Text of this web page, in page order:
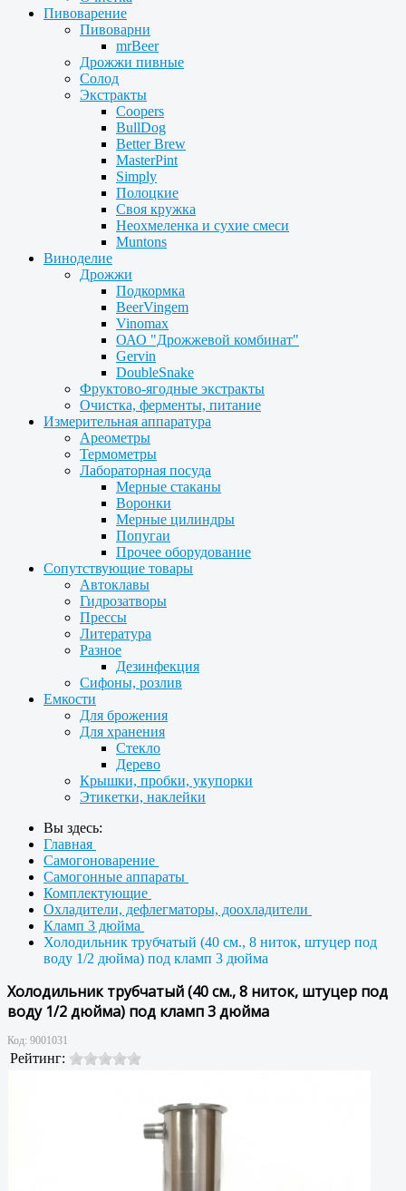
Пивоварение
Пивоварни
mrBeer
Дрожжи пивные
Солод
Экстракты
Coopers
BullDog
Better Brew
MasterPint
Simply
Полоцкие
Своя кружка
Неохмеленка и сухие смеси
Muntons
Виноделие
Дрожжи
Подкормка
BeerVingem
Vinomax
ОАО "Дрожжевой комбинат"
Gervin
DoubleSnake
Фруктово-ягодные экстракты
Очистка, ферменты, питание
Измерительная аппаратура
Ареометры
Термометры
Лабораторная посуда
Мерные стаканы
Воронки
Мерные цилиндры
Попугаи
Прочее оборудование
Сопутствующие товары
Автоклавы
Гидрозатворы
Прессы
Литература
Разное
Дезинфекция
Сифоны, розлив
Емкости
Для брожения
Для хранения
Стекло
Дерево
Крышки, пробки, укупорки
Этикетки, наклейки
Вы здесь:
Главная
Самогоноварение
Самогонные аппараты
Комплектующие
Охладители, дефлегматоры, доохладители
Кламп 3 дюйма
Холодильник трубчатый (40 см., 8 ниток, штуцер под
воду 1/2 дюйма) под кламп 3 дюйма
Холодильник трубчатый (40 см., 8 ниток, штуцер под
воду 1/2 дюйма) под кламп 3 дюйма
Код: 9001031
Рейтинг: